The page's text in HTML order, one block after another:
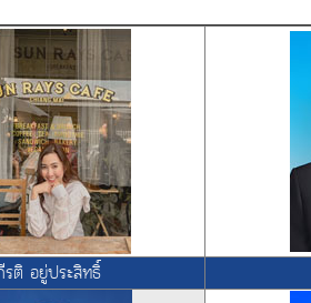
รติ อยู่ประสิทธิ์